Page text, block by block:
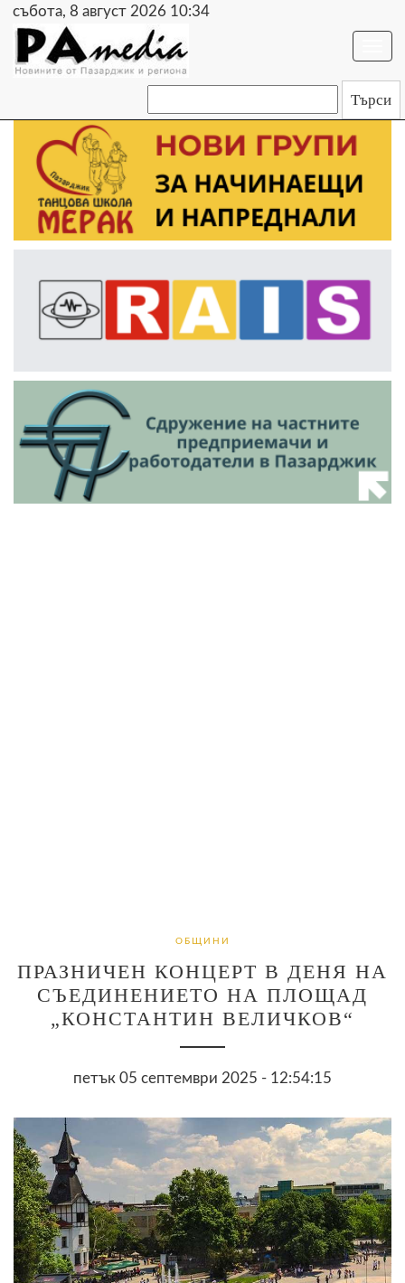
събота, 8 август 2026 10:34
ОБЩИНИ
ПРАЗНИЧЕН КОНЦЕРТ В ДЕНЯ НА
СЪЕДИНЕНИЕТО НА ПЛОЩАД
„КОНСТАНТИН ВЕЛИЧКОВ“
петък 05 септември 2025 - 12:54:15